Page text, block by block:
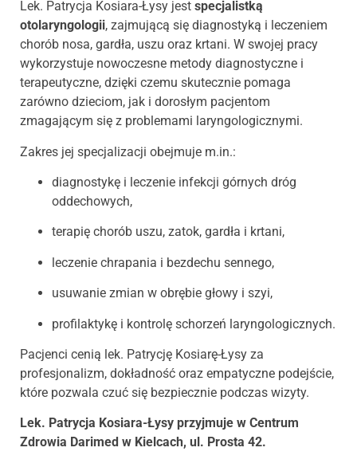
Lek. Patrycja Kosiara-Łysy jest specjalistką
otolaryngologii, zajmującą się diagnostyką i leczeniem
chorób nosa, gardła, uszu oraz krtani. W swojej pracy
wykorzystuje nowoczesne metody diagnostyczne i
terapeutyczne, dzięki czemu skutecznie pomaga
zarówno dzieciom, jak i dorosłym pacjentom
zmagającym się z problemami laryngologicznymi.
Zakres jej specjalizacji obejmuje m.in.:
diagnostykę i leczenie infekcji górnych dróg
oddechowych,
terapię chorób uszu, zatok, gardła i krtani,
leczenie chrapania i bezdechu sennego,
usuwanie zmian w obrębie głowy i szyi,
profilaktykę i kontrolę schorzeń laryngologicznych.
Pacjenci cenią lek. Patrycję Kosiarę-Łysy za
profesjonalizm, dokładność oraz empatyczne podejście,
które pozwala czuć się bezpiecznie podczas wizyty.
Lek. Patrycja Kosiara-Łysy przyjmuje w Centrum
Zdrowia Darimed w Kielcach, ul. Prosta 42.